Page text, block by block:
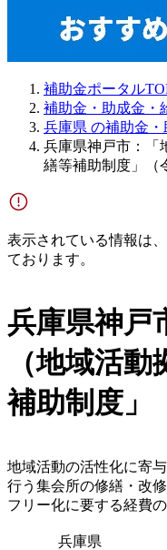
補助金ポータル
補助金・助成金・
兵庫県 の補助金
兵庫県神戸市：「
繕等補助制度」（
表示されている情報は
ております。
兵庫県神戸
（地域活
補助制度」
地域活動の活性化に寄
行う集会所の修繕・改
フリー化に要する経費
兵庫県